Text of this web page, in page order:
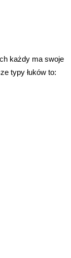
każdy ma swoje
typy łuków to: